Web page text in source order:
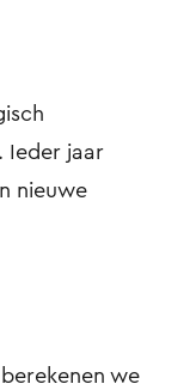
Ieder jaar
nieuwe
we